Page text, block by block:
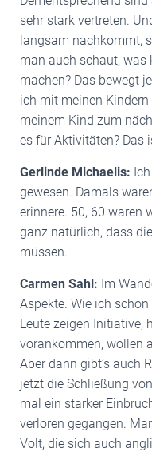
sehr stark vertreten.
langsam nachkommt,
man auch schaut, was
machen? Das bewegt
ich mit meinen
meinem Kind zum
es für Aktivitäten? Das
Gerlinde Michaelis:
gewesen. Damals
erinnere. 50, 60 waren
ganz natürlich, dass
müssen.
Carmen Sahl: Im
Aspekte. Wie ich
Leute zeigen Initiative,
vorankommen, wollen
Aber dann gibt’s auch
jetzt die Schließung
mal ein starker
verloren gegangen.
Volt, die sich auch